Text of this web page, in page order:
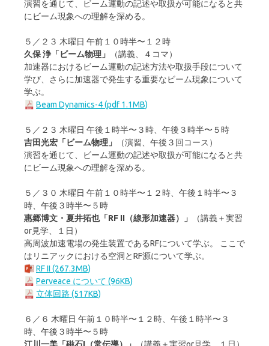
演習を通じて、ビーム運動の記述や取扱が可能になると共
にビーム現象への理解を深める。
５／２３ 木曜日 午前１０時半〜１２時
久保 浄「ビーム物理」
（講義、４コマ）
加速器におけるビーム運動の記述方法や取扱手段について
学び、さらに加速器で発生する重要なビーム現象について
学ぶ。
Beam Dynamics-4 (pdf 1.1MB)
５／２３ 木曜日 午後１時半〜３時、午後３時半〜５時
吉田光宏「ビーム物理」
（演習、午後３回コース）
演習を通じて、ビーム運動の記述や取扱が可能になると共
にビーム現象への理解を深める。
５／３０ 木曜日 午前１０時半〜１２時、午後１時半〜３
時、午後３時半〜５時
惠郷博文・夏井拓也「RF II（線形加速器）」
（講義＋実習
or見学、１日）
高周波加速電場の発生装置であるRFについて学ぶ。 ここで
はリニアックにおける空洞とRF源について学ぶ。
RF II (267.3MB)
Perveace について (96KB)
立体回路 (517KB)
６／６ 木曜日 午前１０時半〜１２時、午後１時半〜３
時、午後３時半〜５時